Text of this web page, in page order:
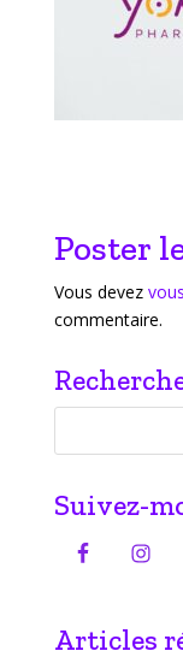
Poster
Vous devez
commentaire.
Suivez-
Articles